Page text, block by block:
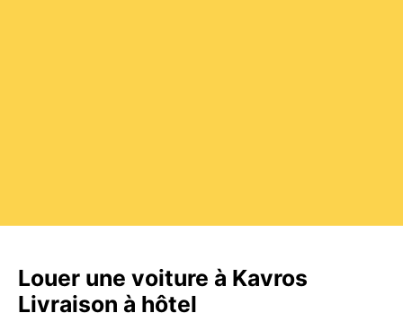
Louer une voiture à Kavros
Livraison à hôtel